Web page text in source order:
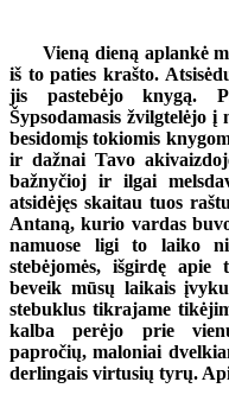
Vieną dieną aplankė
iš to paties krašto.
jis pastebėjo knygą.
Šypsodamasis žvilgtelėjo į
besidomįs tokiomis
ir dažnai Tavo
bažnyčioj ir ilgai
atsidėjęs skaitau tuos
Antaną, kurio vardas
namuose ligi to laiko
stebėjomės, išgirdę
beveik mūsų laikais
stebuklus tikrajame
kalba perėjo prie
papročių, maloniai
derlingais virtusių tyrų.